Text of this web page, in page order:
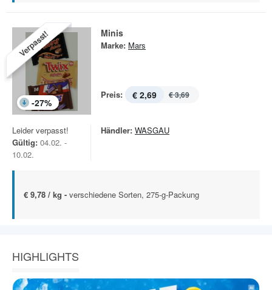
Verpasst!
-27%
Minis
Marke: Mars
Preis: € 2,69 € 3,69
Leider verpasst!
Gültig: 04.02. -
10.02.
Händler: WASGAU
€ 9,78 / kg - verschiedene Sorten, 275-g-Packung
HIGHLIGHTS